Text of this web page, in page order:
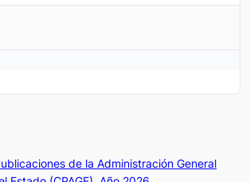
de la Administración General